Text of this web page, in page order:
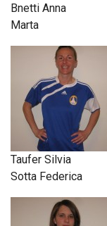
Bnetti
Marta
Taufer
Sotta Federica